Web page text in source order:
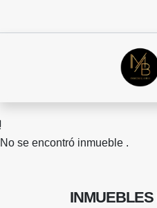
No se encontró inmueble .
INMUEBLES